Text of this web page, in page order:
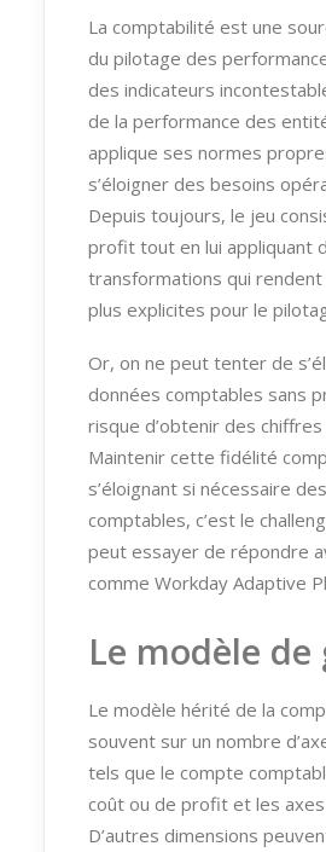
La comptabilité est une
du pilotage des
des indicateurs
de la performance des
applique ses normes
s’éloigner des besoins
Depuis toujours, le jeu
profit tout en lui appliquant
transformations qui rendent
plus explicites pour le
Or, on ne peut tenter de
données comptables sans
risque d’obtenir des
Maintenir cette fidélité
s’éloignant si nécessaire
comptables, c’est le
peut essayer de répondre
comme Workday Adaptive
Le modèle de
Le modèle hérité de la
souvent sur un nombre
tels que le compte
coût ou de profit et les
D’autres dimensions